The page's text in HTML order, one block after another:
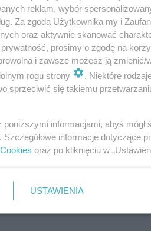
ROZWIŃ
reklam, wybór
Za zgodą Użytkownika my i
oraz aktywnie skanować
prosimy o zgodę na
i zawsze możesz ją
rogu strony
. Niektóre
sprzeciwić się takiemu
poniższymi informacjami, abyś
Szczegółowe informacje dotyczące
Cookies oraz po kliknięciu w
USTAWIENIA